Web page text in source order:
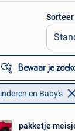
Alle afstanden…
Bewaar je
en Baby's
pakketje